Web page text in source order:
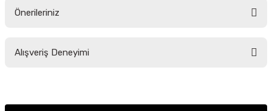
Önerileriniz
yetersiz gördüğünüz noktaları öneri formunu kullanarak tarafımıza
Alışveriş Deneyimi
Sitemize ilk yorumu siz yapın!